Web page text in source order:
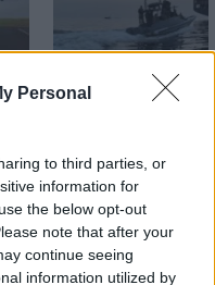
Personal
to third parties, or
information for
the below opt-out
note that after your
continue seeing
information utilized by
δεχτούν
όρους του για
ξανανοίξουν
Ορμούζ